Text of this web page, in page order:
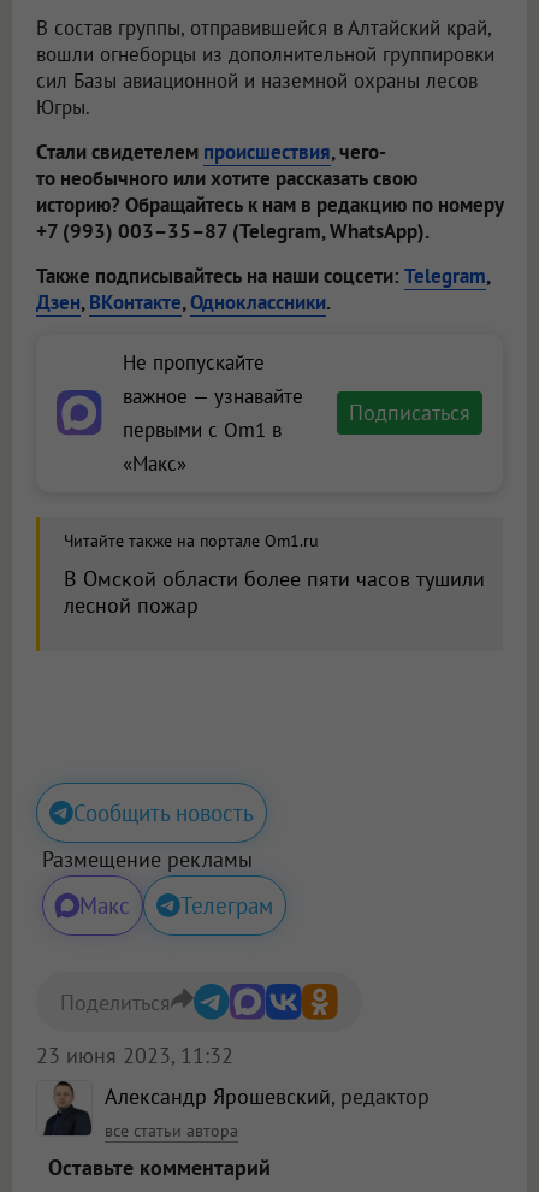
В состав группы, отправившейся в Алтайский край,
вошли огнеборцы из дополнительной группировки
сил Базы авиационной и наземной охраны лесов
Югры.
Стали свидетелем происшествия, чего-
то необычного или хотите рассказать свою
историю? Обращайтесь к нам в редакцию по номеру
+7 (993) 003–35–87 (Telegram, WhatsApp).
Также подписывайтесь на наши соцсети: Telegram,
Дзен,ВКонтакте,Одноклассники.
Не пропускайте
важное — узнавайте
первыми с Om1 в
«Макс»
Подписаться
Читайте также на портале Om1.ru
В Омской области более пяти часов тушили
лесной пожар
Сообщить новость
Размещение рекламы
Макс Телеграм
Александр Ярошевский, редактор
все статьи автора
23 июня 2023, 11:32
Поделиться
Оставьте комментарий